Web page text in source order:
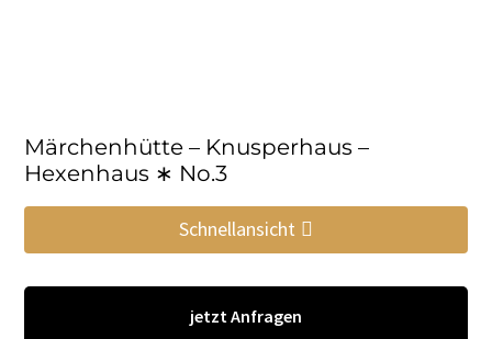
Märchenhütte – Knusperhaus –
Hexenhaus ∗ No.3
Schnellansicht
jetzt Anfragen